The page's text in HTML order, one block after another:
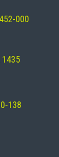
000
1435
138